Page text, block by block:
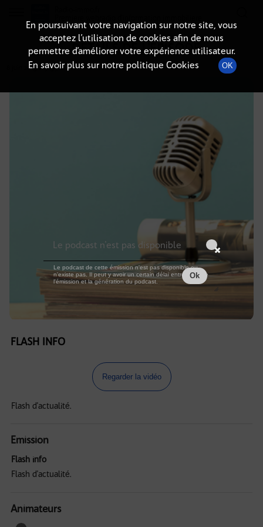
DÉTAILS DE L'ÉPISODE
8 juin 2025à 3h59, durée : Invalid date
FLASH INFO
Regarder la vidéo
Flash d'actualité.
Emission
Flash info
Flash d'actualité.
Animateurs
En poursuivant votre navigation sur notre site, vous
acceptez l’utilisation de cookies afin de nous
permettre d’améliorer votre expérience utilisateur.
En savoir plus sur notre politique Cookies
OK
Le podcast n'est pas disponible
Le podcast de cette émission n'est pas disponible ou
n'existe pas. Il peut y avoir un certain délai entre la fin de
l'émission et la génération du podcast.
Ok